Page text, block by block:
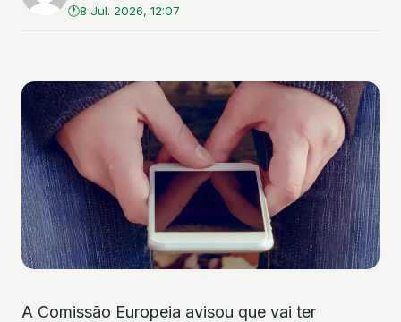
8 Jul. 2026, 12:07
A Comissão Europeia avisou que vai ter